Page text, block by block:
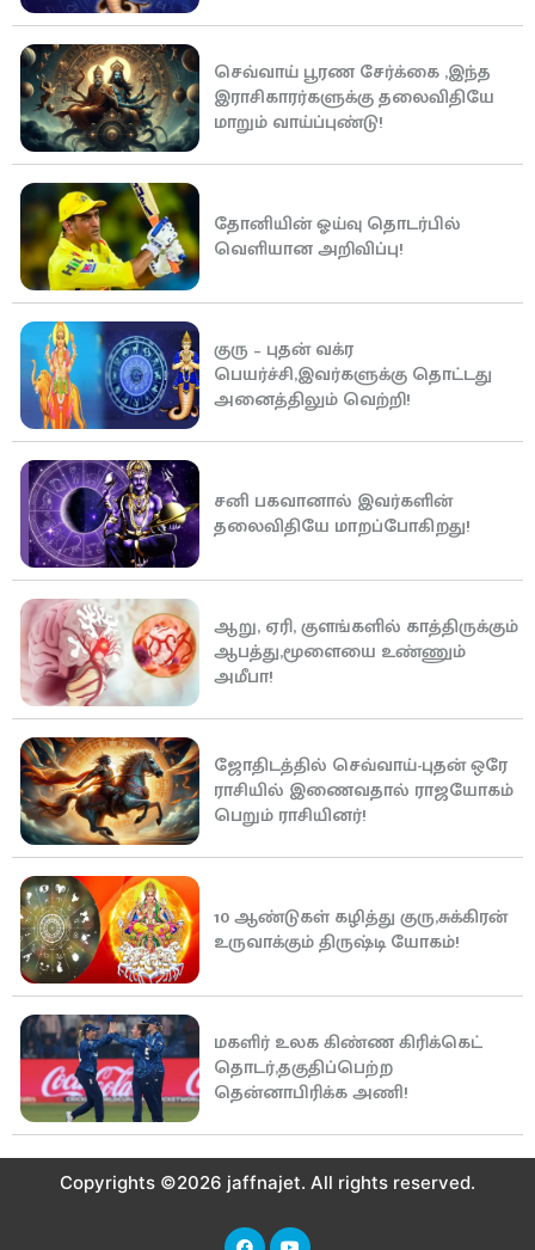
செவ்வாய் பூரண சேர்க்கை ,இந்த
இராசிகாரர்களுக்கு தலைவிதியே
மாறும் வாய்ப்புண்டு!
தோனியின் ஓய்வு தொடர்பில்
வெளியான அறிவிப்பு!
குரு – புதன் வக்ர
பெயர்ச்சி,இவர்களுக்கு தொட்டது
அனைத்திலும் வெற்றி!
சனி பகவானால் இவர்களின்
தலைவிதியே மாறப்போகிறது!
ஆறு, ஏரி, குளங்களில் காத்திருக்கும்
ஆபத்து,மூளையை உண்ணும்
அமீபா!
ஜோதிடத்தில் செவ்வாய்-புதன் ஒரே
ராசியில் இணைவதால் ராஜயோகம்
பெறும் ராசியினர்!
10 ஆண்டுகள் கழித்து குரு,சுக்கிரன்
உருவாக்கும் திருஷ்டி யோகம்!
மகளிர் உலக கிண்ண கிரிக்கெட்
தொடர்,தகுதிப்பெற்ற
தென்னாபிரிக்க அணி!
Copyrights ©2026 jaffnajet. All rights reserved.